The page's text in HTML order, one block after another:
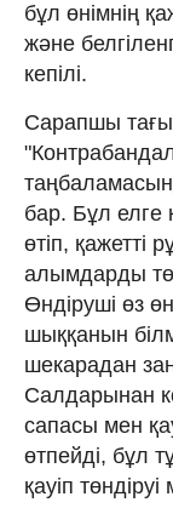
бұл өнімнің
және
кепілі.
Сарапшы
бар. Бұл елге
өтіп, қажетті
алымдарды
Өндіруші өз
шыққанын
шекарадан
Салдарынан
сапасы мен
өтпейді, бұл
қауіп төндіруі